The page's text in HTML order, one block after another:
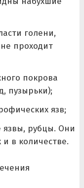
голени,
проходит
покрова
пузырьки);
язв;
рубцы. Они
в количестве.